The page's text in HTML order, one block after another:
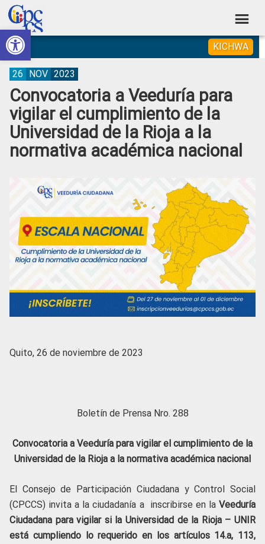
Abrir barra de herramientas
Skip
to
primary
navigation
Skip
to
main
content
Skip
to
primary
sidebar
Skip
to
footer
Consejo
de
Participación
Ciudadana
Control
Social
Construyendo
Poder
Ciudadano
KICHWA
Convocatoria a Veeduría para
vigilar el cumplimiento de la
Universidad de la Rioja a la
normativa académica nacional
26 NOV 2023
Quito, 26 de noviembre de 2023
Boletín de Prensa Nro. 288
Convocatoria a Veeduría para vigilar el cumplimiento de la
Universidad de la Rioja a la normativa académica nacional
El Consejo de Participación Ciudadana y Control Social
(CPCCS) invita a la ciudadanía a inscribirse en la Veeduría
Ciudadana para vigilar si la Universidad de la Rioja – UNIR
está cumpliendo lo requerido en los artículos 14.a, 113,